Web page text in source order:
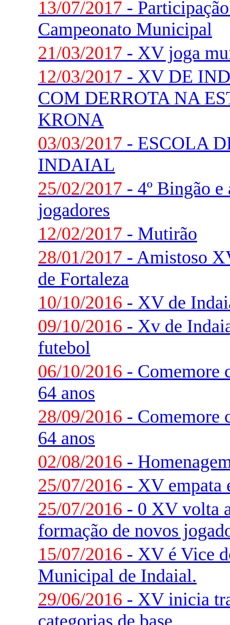
13/07/2017 -
Campeonato Municipal
21/03/2017 - XV joga
12/03/2017 - XV DE
COM DERROTA NA
KRONA
03/03/2017 - ESCOLA
INDAIAL
25/02/2017 - 4º Bingão e
jogadores
12/02/2017 - Mutirão
28/01/2017 - Amistoso
de Fortaleza
10/10/2016 - XV de
09/10/2016 - Xv de
futebol
06/10/2016 - Comemore
64 anos
28/09/2016 - Comemore
64 anos
02/08/2016 -
25/07/2016 - XV empata
25/07/2016 - 0 XV volta
formação de novos
15/07/2016 - XV é Vice
Municipal de Indaial.
29/06/2016 - XV inicia
categorias de base.